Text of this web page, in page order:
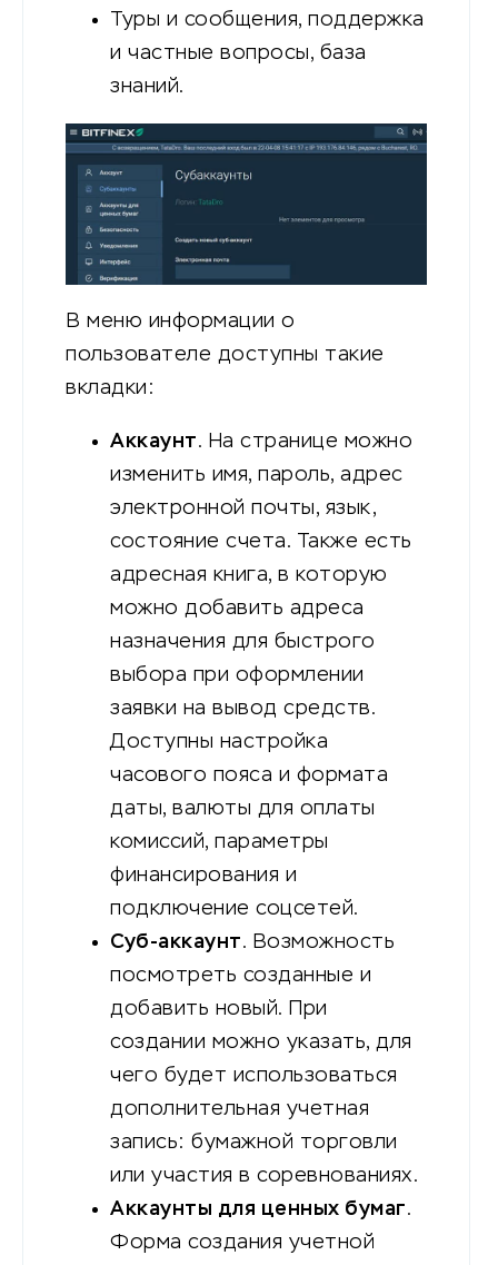
Туры и сообщения, поддержка
и частные вопросы, база
знаний.
В меню информации о
пользователе доступны такие
вкладки:
Аккаунт. На странице можно
изменить имя, пароль, адрес
электронной почты, язык,
состояние счета. Также есть
адресная книга, в которую
можно добавить адреса
назначения для быстрого
выбора при оформлении
заявки на вывод средств.
Доступны настройка
часового пояса и формата
даты, валюты для оплаты
комиссий, параметры
финансирования и
подключение соцсетей.
Суб-аккаунт. Возможность
посмотреть созданные и
добавить новый. При
создании можно указать, для
чего будет использоваться
дополнительная учетная
запись: бумажной торговли
или участия в соревнованиях.
Аккаунты для ценных бумаг.
Форма создания учетной